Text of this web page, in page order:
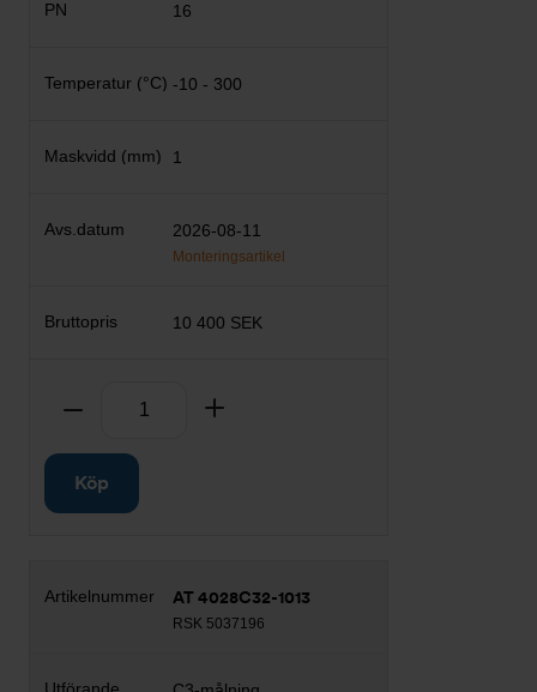
16
-10 - 300
1
2026-08-11
Monteringsartikel
10 400 SEK
Ta bort
Köp
AT 4028C32-1013
RSK 5037196